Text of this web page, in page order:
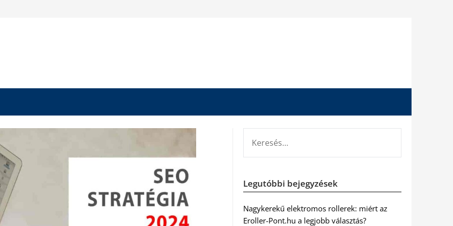
Legutóbbi bejegyzések
Nagykerekű elektromos rollerek: miért az
Eroller-Pont.hu a legjobb választás?